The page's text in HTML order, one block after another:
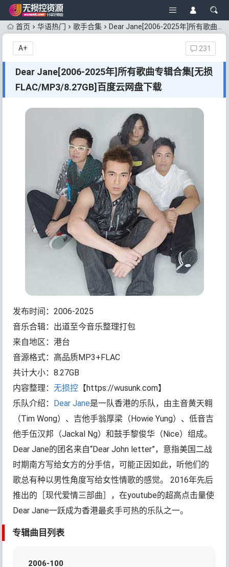
首页 华语热门 歌手合集 Dear Jane[2006-2025年]所有歌曲专辑合集[无损FLAC/MP3/8.27GB]百度云网盘下载
Dear Jane[2006-2025年]所有歌曲专辑合集[无损
FLAC/MP3/8.27GB]百度云网盘下载
231
A+
发布时间：2006-2025
音乐合辑：出道至今音乐整理打包
来自地区：港台
音源格式：高品质MP3+FLAC
共计大小：8.27GB
内容整理：无损控 【https://wusunk.com】
乐队介绍： Dear Jane是一队香港的乐队，由主音黄天翱
（Tim Wong）、吉他手翁厚梁（Howie Yung）、低音吉
他手伍汉邦（Jackal Ng）和鼓手黎俊华（Nice）组成。
Dear Jane的团名来自“Dear John letter”，意指美国二战
时期南方写给女方的分手信，可能正因如此，听他们的
歌总有种以男性角度写给女性情歌的感觉。 2016年先后
推出的［现代爱情三部曲］，在youtube的超高点击量使
Dear Jane一跃成为香港最炙手可热的乐队之一。
专辑曲目列表
2006-100